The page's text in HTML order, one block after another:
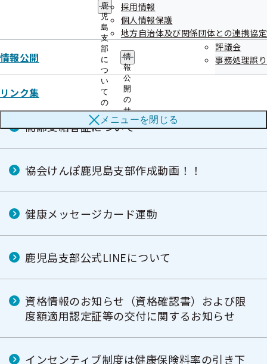
鹿
児
島
支
部
に
つ
い
て
の
サ
ブ
ー
採用情報
個人情報保護
地方自治体及び関係団体との連携協定
情報公開
情
報
公
開
の
サ
ブ
メ
ー
評議会
事務処理誤り
リンク集
メニューを閉じる
鹿児島支部からのお知らせ（納入告知書同封
リーフレット）
高齢受給者証について
協会けんぽ鹿児島支部作成動画！！
健康メッセージカード運動
鹿児島支部公式LINEについて
資格情報のお知らせ（資格確認書）および限
度額適用認定証等の交付に関するお知らせ
インセンティブ制度は健康保険料率の引き下